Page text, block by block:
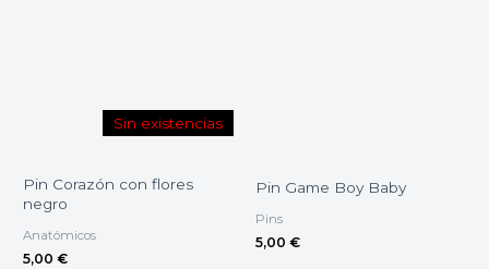
Sin existencias
Pin Corazón con flores
negro
Anatómicos
5,00 €
Pin Game Boy Baby
Pins
5,00 €